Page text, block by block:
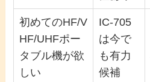
初めてのHF/V
HF/UHFポー
タブル機が欲
しい
IC-705
は今で
も有力
候補